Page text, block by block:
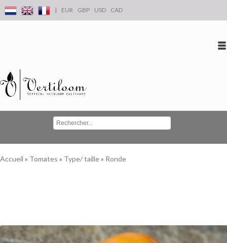
| EUR GBP USD CAD
Accueil » Tomates » Type/ taille» Ronde